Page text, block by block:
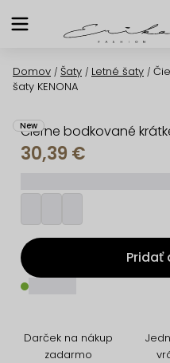
na
Domov / Šaty / Letné šaty /
šaty KENONA
Čierne bodkované
New
30,39 €
Pridať
Darček na nákup
zadarmo